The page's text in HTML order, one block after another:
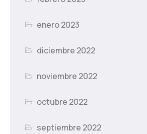
enero 2023
diciembre 2022
noviembre 2022
octubre 2022
septiembre 2022